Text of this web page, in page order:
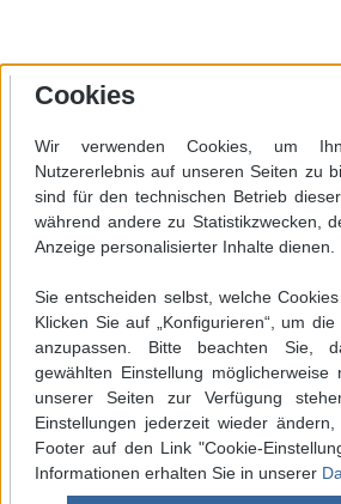
Werkzeugleiste anzeigen
Cookies
Wir verwenden Cookies, um
Nutzererlebnis auf unseren Seiten zu
sind für den technischen Betrieb
während andere zu Statistikzwecken,
Anzeige personalisierter Inhalte dienen.
Sie entscheiden selbst, welche
Klicken Sie auf „Konfigurieren“, um
anzupassen. Bitte beachten Sie,
gewählten Einstellung möglicherweise
unserer Seiten zur Verfügung
Einstellungen jederzeit wieder
Footer auf den Link "Cookie-
Informationen erhalten Sie in unserer